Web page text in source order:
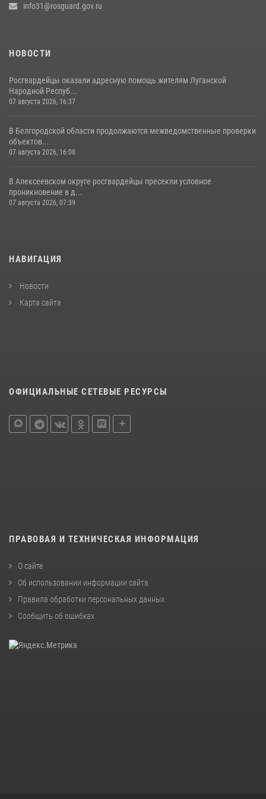
info31@rosguard.gov.ru
НОВОСТИ
Росгвардейцы оказали адресную помощь жителям Луганской
Народной Респуб...
07 августа 2026, 16:37
В Белгородской области продолжаются межведомственные проверки
объектов...
07 августа 2026, 16:08
В Алексеевском округе росгвардейцы пресекли условное
проникновение в д...
07 августа 2026, 07:39
НАВИГАЦИЯ
Новости
Карта сайта
ОФИЦИАЛЬНЫЕ СЕТЕВЫЕ РЕСУРСЫ
ПРАВОВАЯ И ТЕХНИЧЕСКАЯ ИНФОРМАЦИЯ
О сайте
Об использовании информации сайта
Правила обработки персональных данных
Сообщить об ошибках